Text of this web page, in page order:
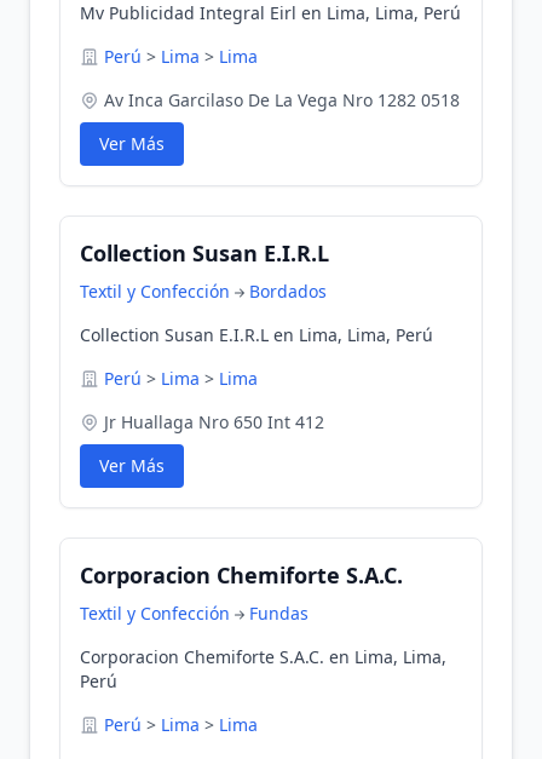
Mv Publicidad Integral Eirl en Lima, Lima, Perú
Perú > Lima > Lima
Av Inca Garcilaso De La Vega Nro 1282 0518
Ver Más
Collection Susan E.I.R.L
Textil y Confección
Bordados
Collection Susan E.I.R.L en Lima, Lima, Perú
Perú > Lima > Lima
Jr Huallaga Nro 650 Int 412
Ver Más
Corporacion Chemiforte S.A.C.
Textil y Confección
Fundas
Corporacion Chemiforte S.A.C. en Lima, Lima,
Perú
Perú > Lima > Lima